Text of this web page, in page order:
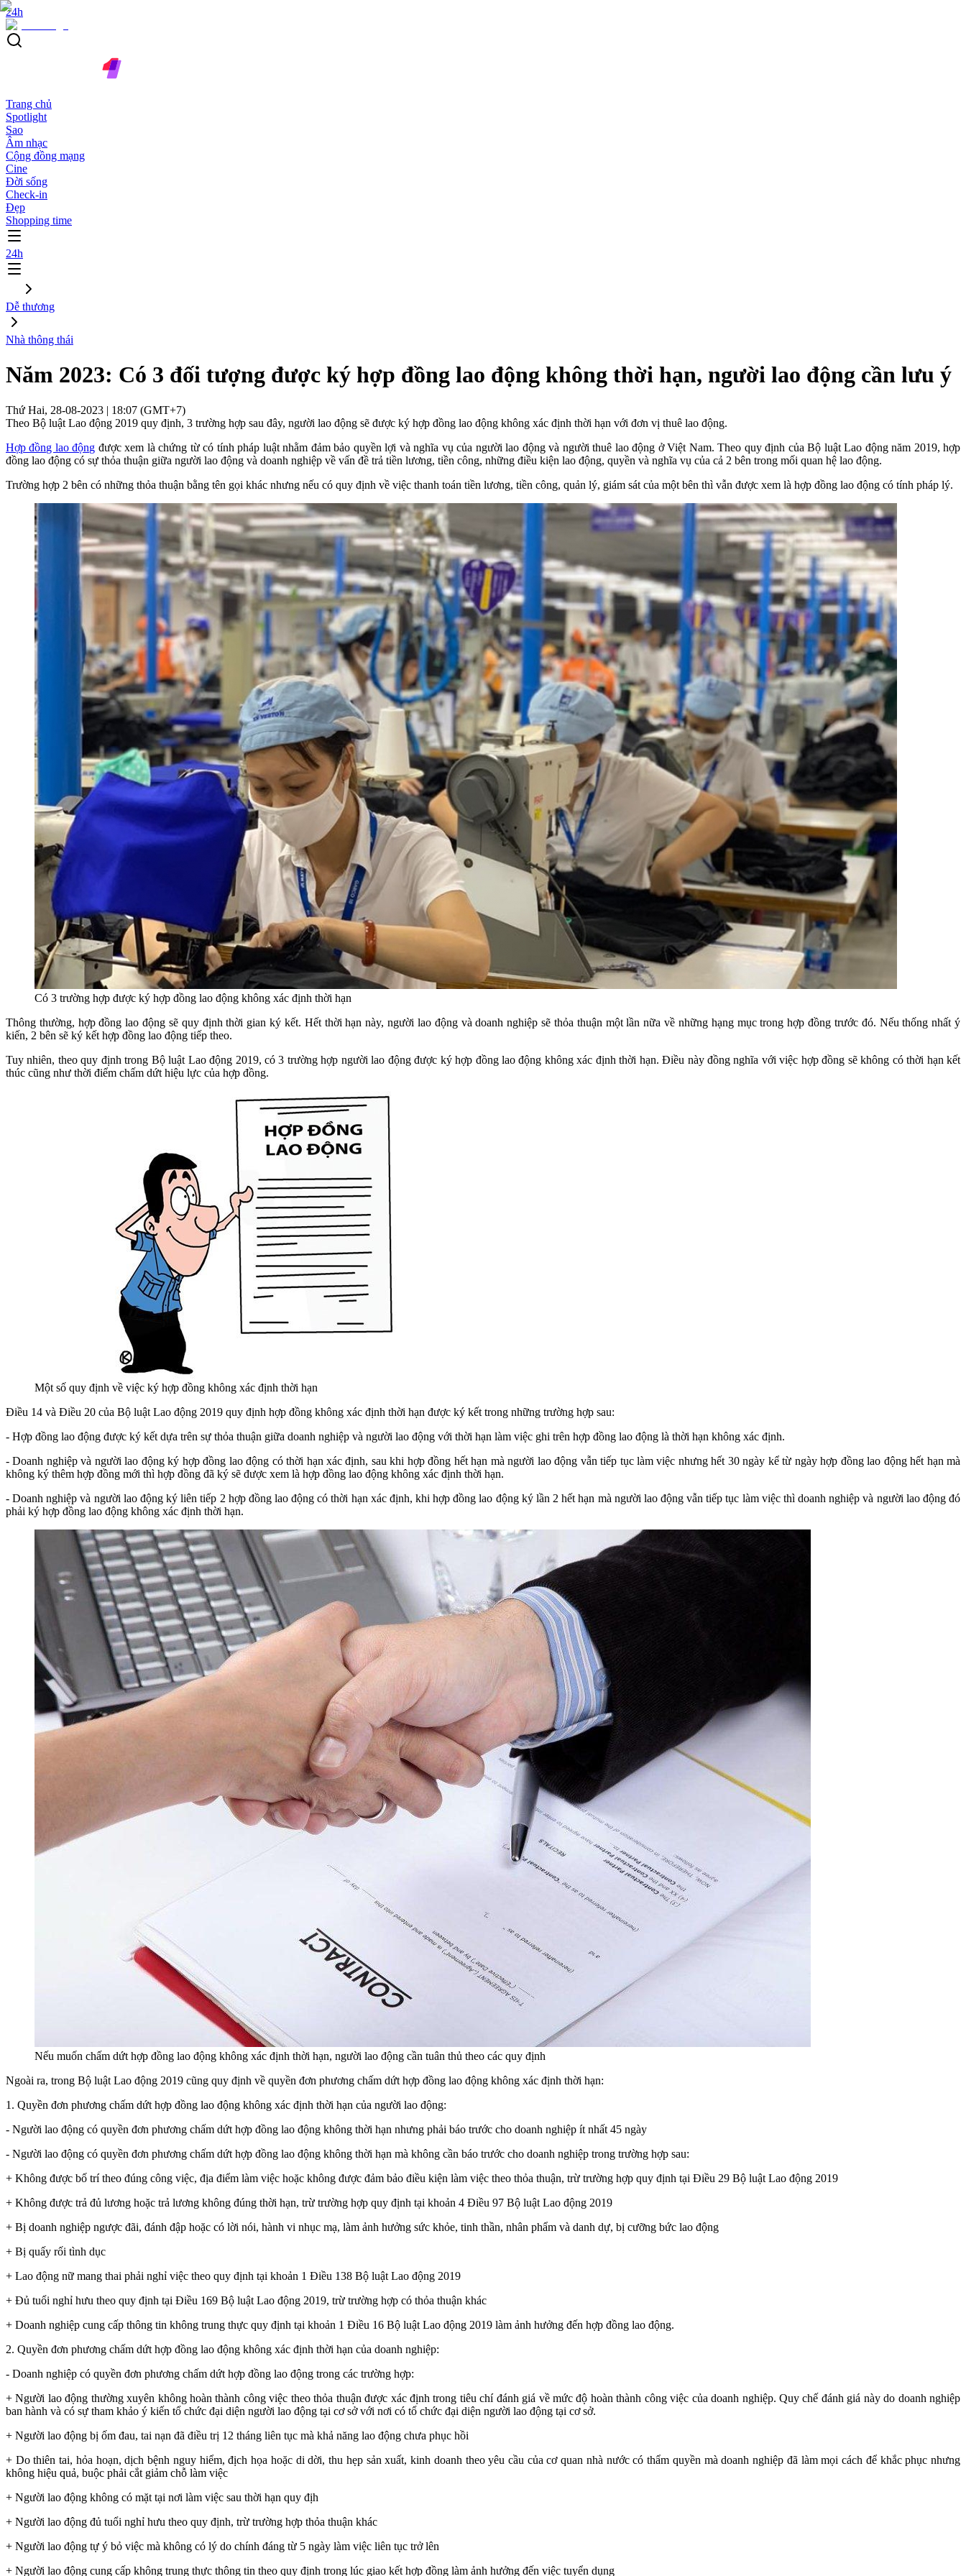
24h
Trang chủ
Spotlight
Sao
Âm nhạc
Cộng đồng mạng
Cine
Đời sống
Check-in
Đẹp
Shopping time
24h
Dễ thương
Nhà thông thái
Năm 2023: Có 3 đối tượng được ký hợp đồng lao động không thời hạn, người lao động cần lưu ý
Thứ Hai, 28-08-2023 | 18:07 (GMT+7)
Theo Bộ luật Lao động 2019 quy định, 3 trường hợp sau đây, người lao động sẽ được ký hợp đồng lao động không xác định thời hạn với đơn vị thuê lao động.
Hợp đồng lao động được xem là chứng từ có tính pháp luật nhằm đảm bảo quyền lợi và nghĩa vụ của người lao động và người thuê lao động ở Việt Nam. Theo quy định của Bộ luật Lao động năm 2019, hợp
đồng lao động có sự thỏa thuận giữa người lao động và doanh nghiệp về vấn đề trả tiền lương, tiền công, những điều kiện lao động, quyền và nghĩa vụ của cả 2 bên trong mối quan hệ lao động.
Trường hợp 2 bên có những thỏa thuận bằng tên gọi khác nhưng nếu có quy định về việc thanh toán tiền lương, tiền công, quản lý, giám sát của một bên thì vẫn được xem là hợp đồng lao động có tính pháp lý.
Có 3 trường hợp được ký hợp đồng lao động không xác định thời hạn
Thông thường, hợp đồng lao động sẽ quy định thời gian ký kết. Hết thời hạn này, người lao động và doanh nghiệp sẽ thỏa thuận một lần nữa về những hạng mục trong hợp đồng trước đó. Nếu thống nhất ý
kiến, 2 bên sẽ ký kết hợp đồng lao động tiếp theo.
Tuy nhiên, theo quy định trong Bộ luật Lao động 2019, có 3 trường hợp người lao động được ký hợp đồng lao động không xác định thời hạn. Điều này đồng nghĩa với việc hợp đồng sẽ không có thời hạn kết
thúc cũng như thời điểm chấm dứt hiệu lực của hợp đồng.
Một số quy định về việc ký hợp đồng không xác định thời hạn
Điều 14 và Điều 20 của Bộ luật Lao động 2019 quy định hợp đồng không xác định thời hạn được ký kết trong những trường hợp sau:
- Hợp đồng lao động được ký kết dựa trên sự thỏa thuận giữa doanh nghiệp và người lao động với thời hạn làm việc ghi trên hợp đồng lao động là thời hạn không xác định.
- Doanh nghiệp và người lao động ký hợp đồng lao động có thời hạn xác định, sau khi hợp đồng hết hạn mà người lao động vẫn tiếp tục làm việc nhưng hết 30 ngày kể từ ngày hợp đồng lao động hết hạn mà
không ký thêm hợp đồng mới thì hợp đồng đã ký sẽ được xem là hợp đồng lao động không xác định thời hạn.
- Doanh nghiệp và người lao động ký liên tiếp 2 hợp đồng lao động có thời hạn xác định, khi hợp đồng lao động ký lần 2 hết hạn mà người lao động vẫn tiếp tục làm việc thì doanh nghiệp và người lao động đó
phải ký hợp đồng lao động không xác định thời hạn.
Nếu muốn chấm dứt hợp đồng lao động không xác định thời hạn, người lao động cần tuân thủ theo các quy định
Ngoài ra, trong Bộ luật Lao động 2019 cũng quy định về quyền đơn phương chấm dứt hợp đồng lao động không xác định thời hạn:
1. Quyền đơn phương chấm dứt hợp đồng lao động không xác định thời hạn của người lao động:
- Người lao động có quyền đơn phương chấm dứt hợp đồng lao động không thời hạn nhưng phải báo trước cho doanh nghiệp ít nhất 45 ngày
- Người lao động có quyền đơn phương chấm dứt hợp đồng lao động không thời hạn mà không cần báo trước cho doanh nghiệp trong trường hợp sau:
+ Không được bố trí theo đúng công việc, địa điểm làm việc hoặc không được đảm bảo điều kiện làm việc theo thỏa thuận, trừ trường hợp quy định tại Điều 29 Bộ luật Lao động 2019
+ Không được trả đủ lương hoặc trả lương không đúng thời hạn, trừ trường hợp quy định tại khoản 4 Điều 97 Bộ luật Lao động 2019
+ Bị doanh nghiệp ngược đãi, đánh đập hoặc có lời nói, hành vi nhục mạ, làm ảnh hưởng sức khỏe, tinh thần, nhân phẩm và danh dự, bị cưỡng bức lao động
+ Bị quấy rối tình dục
+ Lao động nữ mang thai phải nghỉ việc theo quy định tại khoản 1 Điều 138 Bộ luật Lao động 2019
+ Đủ tuổi nghỉ hưu theo quy định tại Điều 169 Bộ luật Lao động 2019, trừ trường hợp có thỏa thuận khác
+ Doanh nghiệp cung cấp thông tin không trung thực quy định tại khoản 1 Điều 16 Bộ luật Lao động 2019 làm ảnh hưởng đến hợp đồng lao động.
2. Quyền đơn phương chấm dứt hợp đồng lao động không xác định thời hạn của doanh nghiệp:
- Doanh nghiệp có quyền đơn phương chấm dứt hợp đồng lao động trong các trường hợp:
+ Người lao động thường xuyên không hoàn thành công việc theo thỏa thuận được xác định trong tiêu chí đánh giá về mức độ hoàn thành công việc của doanh nghiệp. Quy chế đánh giá này do doanh nghiệp
ban hành và có sự tham khảo ý kiến tổ chức đại diện người lao động tại cơ sở với nơi có tổ chức đại diện người lao động tại cơ sở.
+ Người lao động bị ốm đau, tai nạn đã điều trị 12 tháng liên tục mà khả năng lao động chưa phục hồi
+ Do thiên tai, hỏa hoạn, dịch bệnh nguy hiểm, địch họa hoặc di dời, thu hẹp sản xuất, kinh doanh theo yêu cầu của cơ quan nhà nước có thẩm quyền mà doanh nghiệp đã làm mọi cách để khắc phục nhưng
không hiệu quả, buộc phải cắt giảm chỗ làm việc
+ Người lao động không có mặt tại nơi làm việc sau thời hạn quy địh
+ Người lao động đủ tuổi nghỉ hưu theo quy định, trừ trường hợp thỏa thuận khác
+ Người lao động tự ý bỏ việc mà không có lý do chính đáng từ 5 ngày làm việc liên tục trở lên
+ Người lao động cung cấp không trung thực thông tin theo quy định trong lúc giao kết hợp đồng làm ảnh hưởng đến việc tuyển dụng